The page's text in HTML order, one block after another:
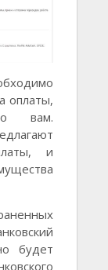
оплаты,
вам.
и
будет